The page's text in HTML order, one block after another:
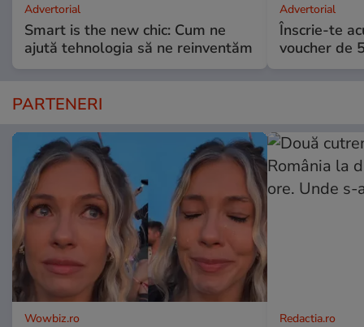
Advertorial
Smart is the new chic: Cum ne
ajută tehnologia să ne reinventăm
Advertorial
Înscrie-te
voucher de
PARTENERI
Wowbiz.ro Redactia.ro